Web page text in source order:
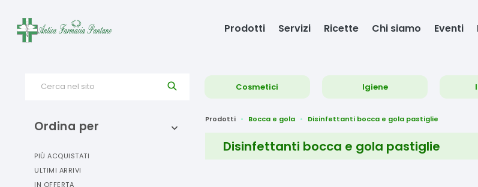
Prodotti Servizi Ricette Chi siamo Eventi
Cerca nel sito Cosmetici Igiene
Ordina per
PIÙ ACQUISTATI
ULTIMI ARRIVI
IN OFFERTA
Prodotti Bocca e gola Disinfettanti bocca e gola pastiglie
Disinfettanti bocca e gola pastiglie